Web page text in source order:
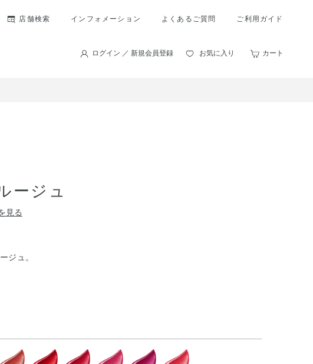
店舗検索 インフォメーション よくあるご質問 ご利用ガイド
ログイン ／ 新規会員登録 お気に入り カート
ージュ
見る
ジュ。